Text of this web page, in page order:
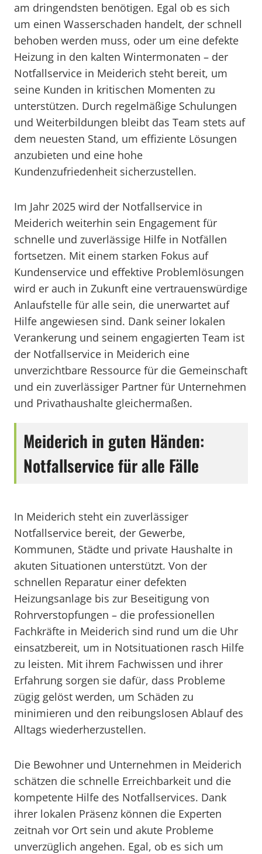
am dringendsten benötigen. Egal ob es sich
um einen Wasserschaden handelt, der schnell
behoben werden muss, oder um eine defekte
Heizung in den kalten Wintermonaten – der
Notfallservice in Meiderich steht bereit, um
seine Kunden in kritischen Momenten zu
unterstützen. Durch regelmäßige Schulungen
und Weiterbildungen bleibt das Team stets auf
dem neuesten Stand, um effiziente Lösungen
anzubieten und eine hohe
Kundenzufriedenheit sicherzustellen.
Im Jahr 2025 wird der Notfallservice in
Meiderich weiterhin sein Engagement für
schnelle und zuverlässige Hilfe in Notfällen
fortsetzen. Mit einem starken Fokus auf
Kundenservice und effektive Problemlösungen
wird er auch in Zukunft eine vertrauenswürdige
Anlaufstelle für alle sein, die unerwartet auf
Hilfe angewiesen sind. Dank seiner lokalen
Verankerung und seinem engagierten Team ist
der Notfallservice in Meiderich eine
unverzichtbare Ressource für die Gemeinschaft
und ein zuverlässiger Partner für Unternehmen
und Privathaushalte gleichermaßen.
Meiderich in guten Händen:
Notfallservice für alle Fälle
In Meiderich steht ein zuverlässiger
Notfallservice bereit, der Gewerbe,
Kommunen, Städte und private Haushalte in
akuten Situationen unterstützt. Von der
schnellen Reparatur einer defekten
Heizungsanlage bis zur Beseitigung von
Rohrverstopfungen – die professionellen
Fachkräfte in Meiderich sind rund um die Uhr
einsatzbereit, um in Notsituationen rasch Hilfe
zu leisten. Mit ihrem Fachwissen und ihrer
Erfahrung sorgen sie dafür, dass Probleme
zügig gelöst werden, um Schäden zu
minimieren und den reibungslosen Ablauf des
Alltags wiederherzustellen.
Die Bewohner und Unternehmen in Meiderich
schätzen die schnelle Erreichbarkeit und die
kompetente Hilfe des Notfallservices. Dank
ihrer lokalen Präsenz können die Experten
zeitnah vor Ort sein und akute Probleme
unverzüglich angehen. Egal, ob es sich um